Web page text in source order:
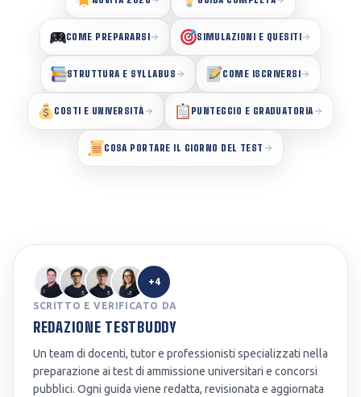
COME PREPARARSI SIMULAZIONI E QUESITI
STRUTTURA E SYLLABUS COME ISCRIVERSI
COSTI E UNIVERSITÀ PUNTEGGIO E GRADUATORIA
COSA PORTARE IL GIORNO DEL TEST
+4
SCRITTO E VERIFICATO DA
REDAZIONE TESTBUDDY
Un team di docenti, tutor e professionisti specializzati nella
preparazione ai test di ammissione universitari e concorsi
pubblici. Ogni guida viene redatta, revisionata e aggiornata